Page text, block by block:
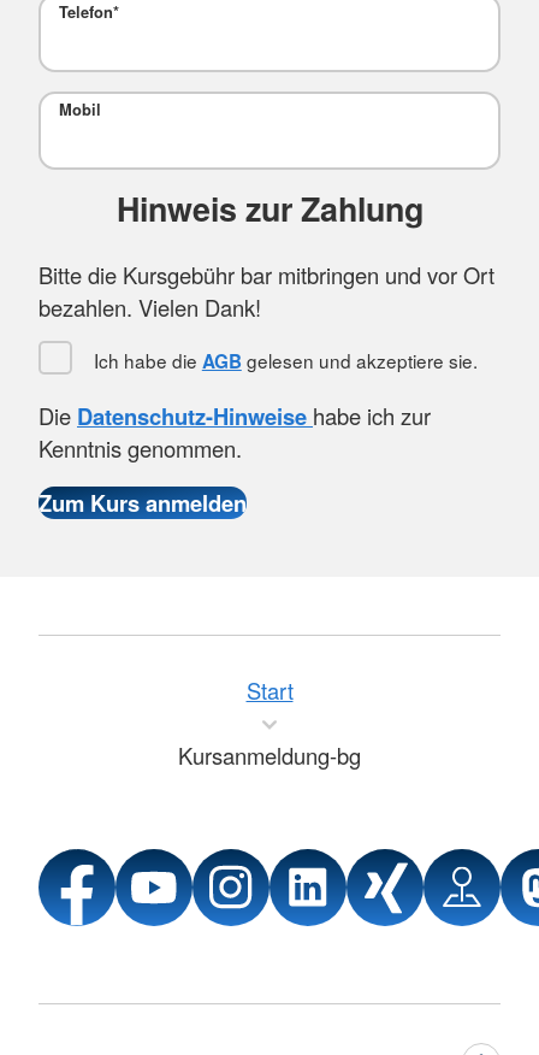
Telefon*
Mobil
Hinweis zur Zahlung
Bitte die Kursgebühr bar mitbringen und vor Ort
bezahlen. Vielen Dank!
Ich habe die AGB gelesen und akzeptiere sie.
Die Datenschutz-Hinweise habe ich zur
Kenntnis genommen.
Start
Kursanmeldung-bg